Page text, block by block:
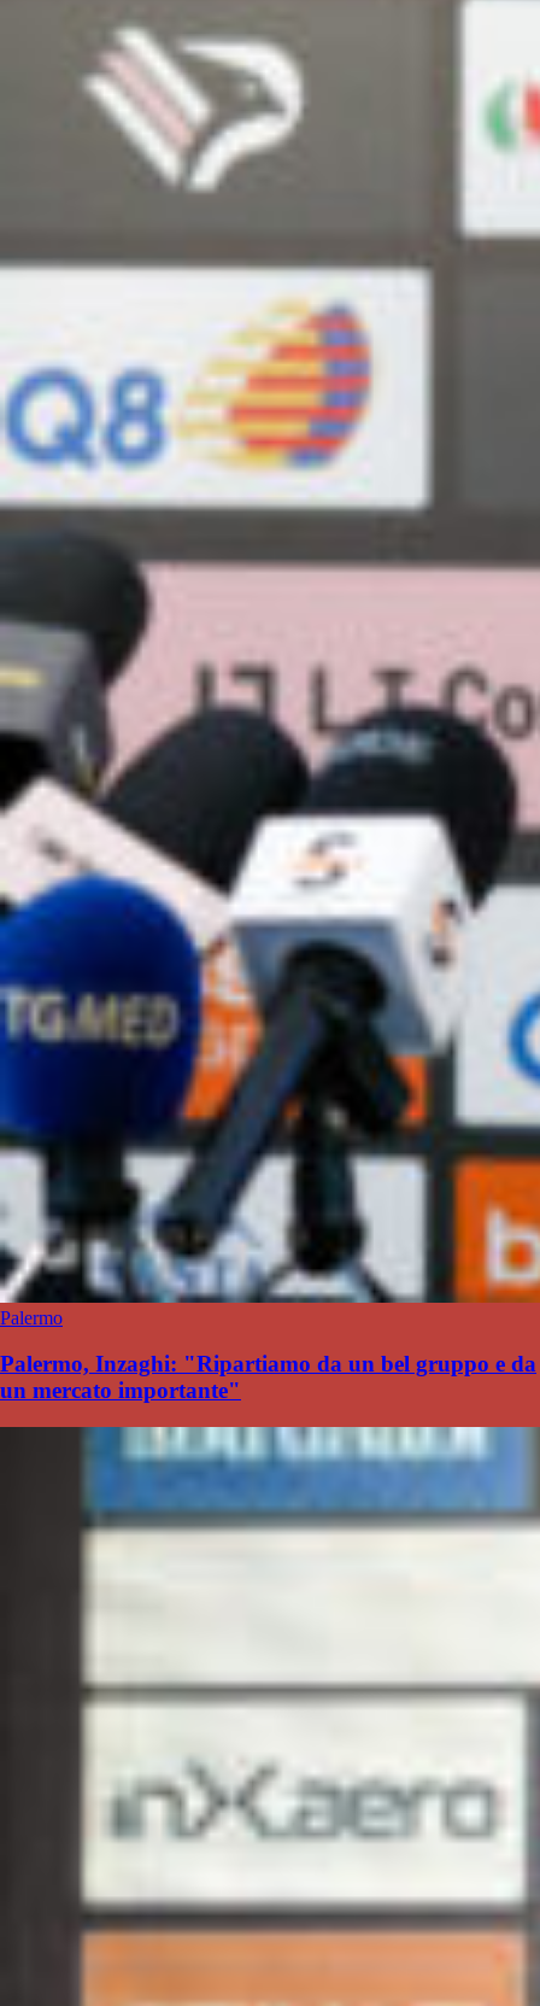
Palermo
Palermo, Inzaghi: "Ripartiamo da un bel gruppo e da
un mercato importante"